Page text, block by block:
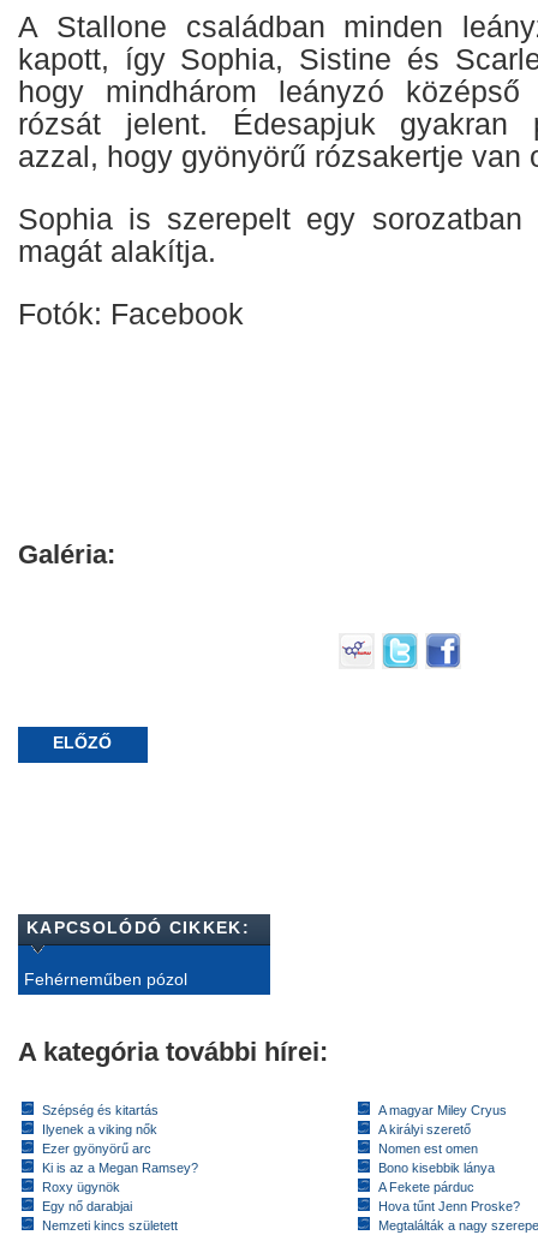
A Stallone családban minden
kapott, így Sophia, Sistine és
hogy mindhárom leányzó
rózsát jelent. Édesapjuk gyakran
azzal, hogy gyönyörű rózsakertje van
Sophia is szerepelt egy
magát alakítja.
Fotók: Facebook
Galéria:
ELŐZŐ
KAPCSOLÓDÓ CIKKEK:
Fehérneműben pózol
A kategória további hírei:
Szépség és kitartás
Ilyenek a viking nők
Ezer gyönyörű arc
Ki is az a Megan Ramsey?
Roxy ügynök
Egy nő darabjai
Nemzeti kincs született
A magyar Miley Cryus
A királyi szerető
Nomen est omen
Bono kisebbik lánya
A Fekete párduc
Hova tűnt Jenn Proske?
Megtalálták a nagy